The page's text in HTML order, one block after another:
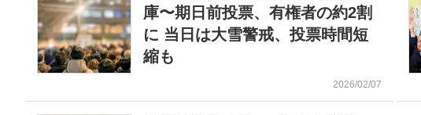
庫〜期日前投票、有権者の約2割
に 当日は大雪警戒、投票時間短
縮も
2026/02/07